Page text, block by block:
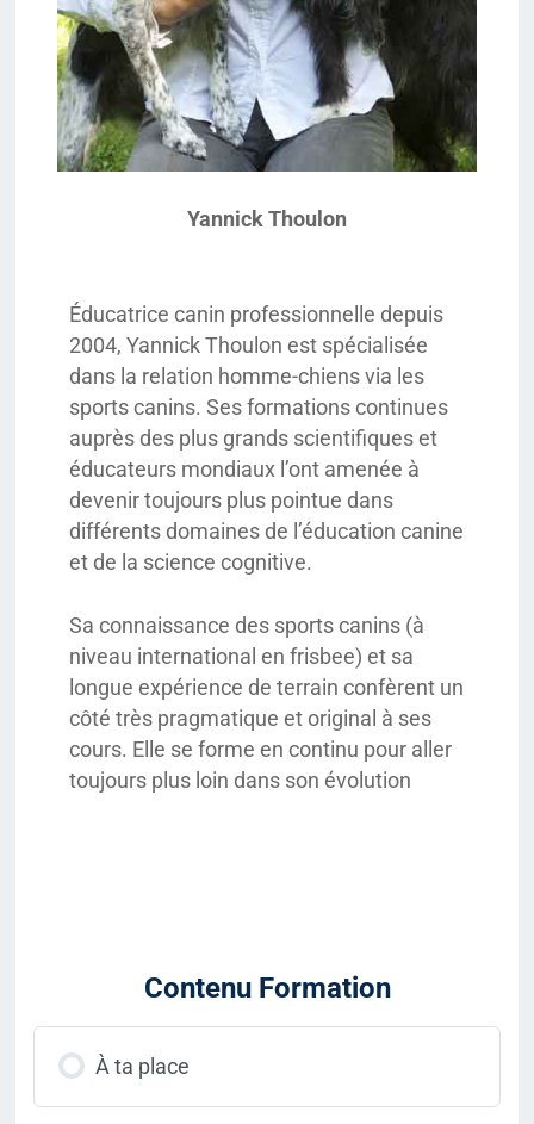
Yannick Thoulon
Éducatrice canin professionnelle depuis
2004, Yannick Thoulon est spécialisée
dans la relation homme-chiens via les
sports canins. Ses formations continues
auprès des plus grands scientifiques et
éducateurs mondiaux l’ont amenée à
devenir toujours plus pointue dans
différents domaines de l’éducation canine
et de la science cognitive.
Sa connaissance des sports canins (à
niveau international en frisbee) et sa
longue expérience de terrain confèrent un
côté très pragmatique et original à ses
cours. Elle se forme en continu pour aller
toujours plus loin dans son évolution
Contenu Formation
À ta place